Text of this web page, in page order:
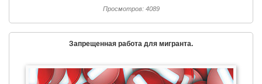
Просмотров: 4089
Запрещенная работа для мигранта.